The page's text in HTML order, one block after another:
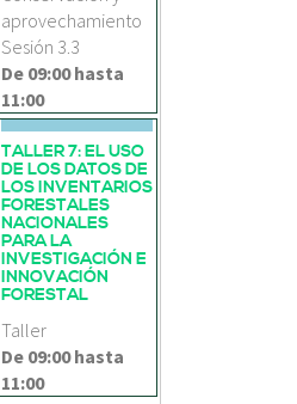
aprovechamiento
Sesión 3.3
De 09:00hasta
11:00
TALLER 7: EL USO
DE LOS DATOS DE
LOS INVENTARIOS
FORESTALES
NACIONALES
PARA LA
INVESTIGACIÓN E
INNOVACIÓN
FORESTAL
Taller
De 09:00hasta
11:00